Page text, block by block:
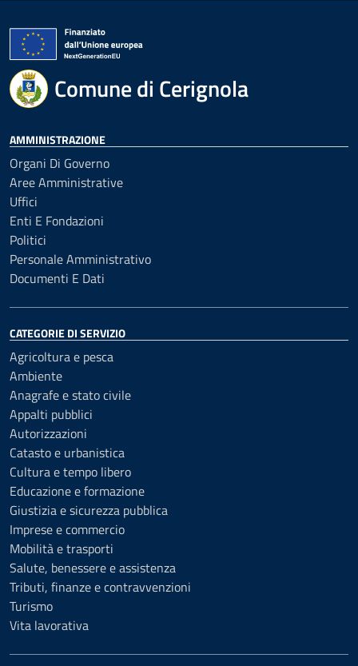
Comune di Cerignola
AMMINISTRAZIONE
Organi Di Governo
Aree Amministrative
Uffici
Enti E Fondazioni
Politici
Personale Amministrativo
Documenti E Dati
CATEGORIE DI SERVIZIO
Agricoltura e pesca
Ambiente
Anagrafe e stato civile
Appalti pubblici
Autorizzazioni
Catasto e urbanistica
Cultura e tempo libero
Educazione e formazione
Giustizia e sicurezza pubblica
Imprese e commercio
Mobilità e trasporti
Salute, benessere e assistenza
Tributi, finanze e contravvenzioni
Turismo
Vita lavorativa